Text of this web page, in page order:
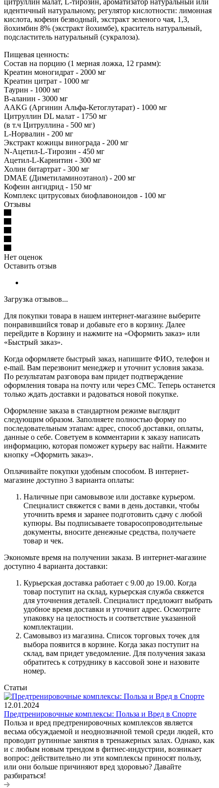
идентичный натуральному, регулятор кислотности: лимонная
кислота, кофеин безводный, экстракт зеленого чая, 1,3,
йохимбин 8% (экстракт йохимбе), краситель натуральный,
подсластитель натуральный (сукралоза).
Пищевая ценность:
Состав на порцию (1 мерная ложка, 12 грамм):
Креатин моногидрат - 2000 мг
Креатин цитрат - 1000 мг
Таурин - 1000 мг
B-аланин - 3000 мг
AAKG (Аргинин Альфа-Кетоглутарат) - 1000 мг
Цитруллин DL малат - 1750 мг
(в т.ч Цитруллина - 500 мг)
L-Норвалин - 200 мг
Экстракт кожицы винограда - 200 мг
N-Ацетил-L-Тирозин - 450 мг
Ацетил-L-Карнитин - 300 мг
Холин битартрат - 300 мг
DMAE (Диметиламиноэтанол) - 200 мг
Кофеин ангидрид - 150 мг
Комплекс цитрусовых биофлавоноидов - 100 мг
Отзывы
Нет оценок
Оставить отзыв
Загрузка отзывов...
Для покупки товара в нашем интернет-магазине выберите
понравившийся товар и добавьте его в корзину. Далее
перейдите в Корзину и нажмите на «Оформить заказ» или
«Быстрый заказ».
Когда оформляете быстрый заказ, напишите ФИО, телефон и
e-mail. Вам перезвонит менеджер и уточнит условия заказа.
По результатам разговора вам придет подтверждение
оформления товара на почту или через СМС. Теперь останется
только ждать доставки и радоваться новой покупке.
Оформление заказа в стандартном режиме выглядит
следующим образом. Заполняете полностью форму по
последовательным этапам: адрес, способ доставки, оплаты,
данные о себе. Советуем в комментарии к заказу написать
информацию, которая поможет курьеру вас найти. Нажмите
кнопку «Оформить заказ».
Оплачивайте покупки удобным способом. В интернет-
магазине доступно 3 варианта оплаты:
Наличные при самовывозе или доставке курьером.
Специалист свяжется с вами в день доставки, чтобы
уточнить время и заранее подготовить сдачу с любой
купюры. Вы подписываете товаросопроводительные
документы, вносите денежные средства, получаете
товар и чек.
Экономьте время на получении заказа. В интернет-магазине
доступно 4 варианта доставки:
Курьерская доставка работает с 9.00 до 19.00. Когда
товар поступит на склад, курьерская служба свяжется
для уточнения деталей. Специалист предложит выбрать
удобное время доставки и уточнит адрес. Осмотрите
упаковку на целостность и соответствие указанной
комплектации.
Самовывоз из магазина. Список торговых точек для
выбора появится в корзине. Когда заказ поступит на
склад, вам придет уведомление. Для получения заказа
обратитесь к сотруднику в кассовой зоне и назовите
номер.
Статьи
12.01.2024
Предтренировочные комплексы: Польза и Вред в Спорте
Польза и вред предтренировочных комплексов является
весьма обсуждаемой и неоднозначной темой среди людей, кто
проводит рутинные занятия в тренажерных залах. Однако, как
и с любым новым трендом в фитнес-индустрии, возникает
вопрос: действительно ли эти комплексы приносят пользу,
или они больше причиняют вред здоровью? Давайте
разбираться!